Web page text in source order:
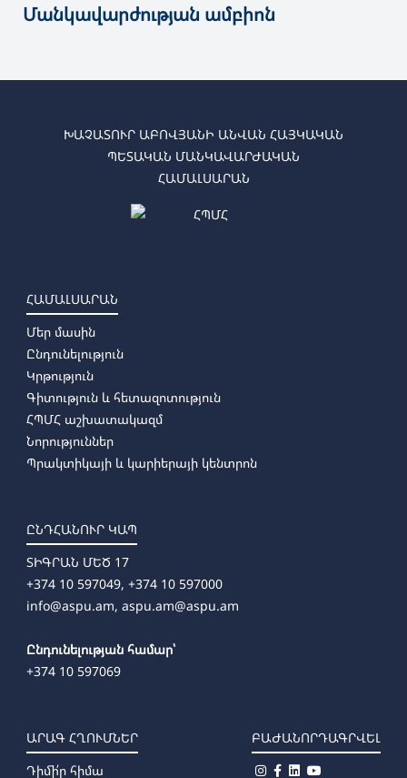
Մանկավարժության ամբիոն
ԽԱՉԱՏՈՒՐ ԱԲՈՎՅԱՆԻ ԱՆՎԱՆ ՀԱՅԿԱԿԱՆ
ՊԵՏԱԿԱՆ ՄԱՆԿԱՎԱՐԺԱԿԱՆ
ՀԱՄԱԼՍԱՐԱՆ
ՀԱՄԱԼՍԱՐԱՆ
Մեր մասին
Ընդունելություն
Կրթություն
Գիտություն և հետազոտություն
ՀՊՄՀ աշխատակազմ
Նորություններ
Պրակտիկայի և կարիերայի կենտրոն
ԸՆԴՀԱՆՈՒՐ ԿԱՊ
ՏԻԳՐԱՆ ՄԵԾ 17
+374 10 597049, +374 10 597000
info@aspu.am, aspu.am@aspu.am
Ընդունելության համար՝
+374 10 597069
ԱՐԱԳ ՀՂՈՒՄՆԵՐ
Դիմի՛ր հիմա
ԲԱԺԱՆՈՐԴԱԳՐՎԵԼ